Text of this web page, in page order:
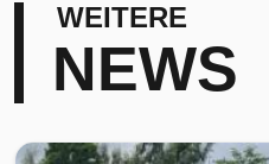
WEITERE
NEWS